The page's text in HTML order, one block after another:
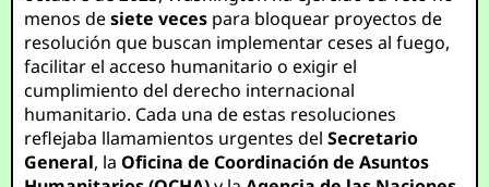
menos desiete veces para bloquear proyectos de
resolución que buscan implementar ceses al fuego,
facilitar el acceso humanitario o exigir el
cumplimiento del derecho internacional
humanitario. Cada una de estas resoluciones
reflejaba llamamientos urgentes delSecretario
General, laOficina de Coordinación de Asuntos